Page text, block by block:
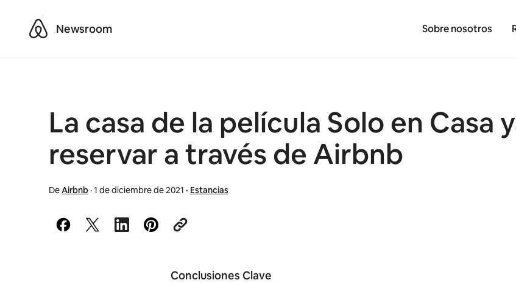
AirbnbNewsroom Sobre nosotros
La casa de la película Solo en Casa
reservar a través de Airbnb
DeAirbnb·1 de diciembre de 2021 · Estancias
Conclusiones Clave